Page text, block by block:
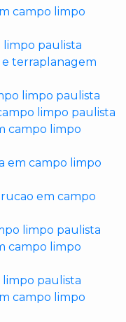
campo limpo
paulista
terraplanagem
limpo paulista
limpo paulista
campo limpo
em campo limpo
em campo
limpo paulista
campo limpo
paulista
campo limpo